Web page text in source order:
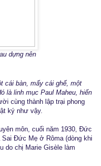
dựng nên
cái bàn, mấy cái ghế, một
là linh mục Paul Maheu, hiến
cùng thành lập trại phong
ký như vậy.
môn, cuối năm 1930, Đức
Đức Mẹ ở Rôma (dòng khi
do chị Marie Gisèle làm